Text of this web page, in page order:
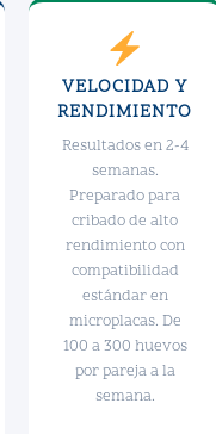
VELOCIDAD Y
RENDIMIENTO
Resultados en 2-4
semanas.
Preparado para
cribado de alto
rendimiento con
compatibilidad
estándar en
microplacas. De
100 a 300 huevos
por pareja a la
semana.